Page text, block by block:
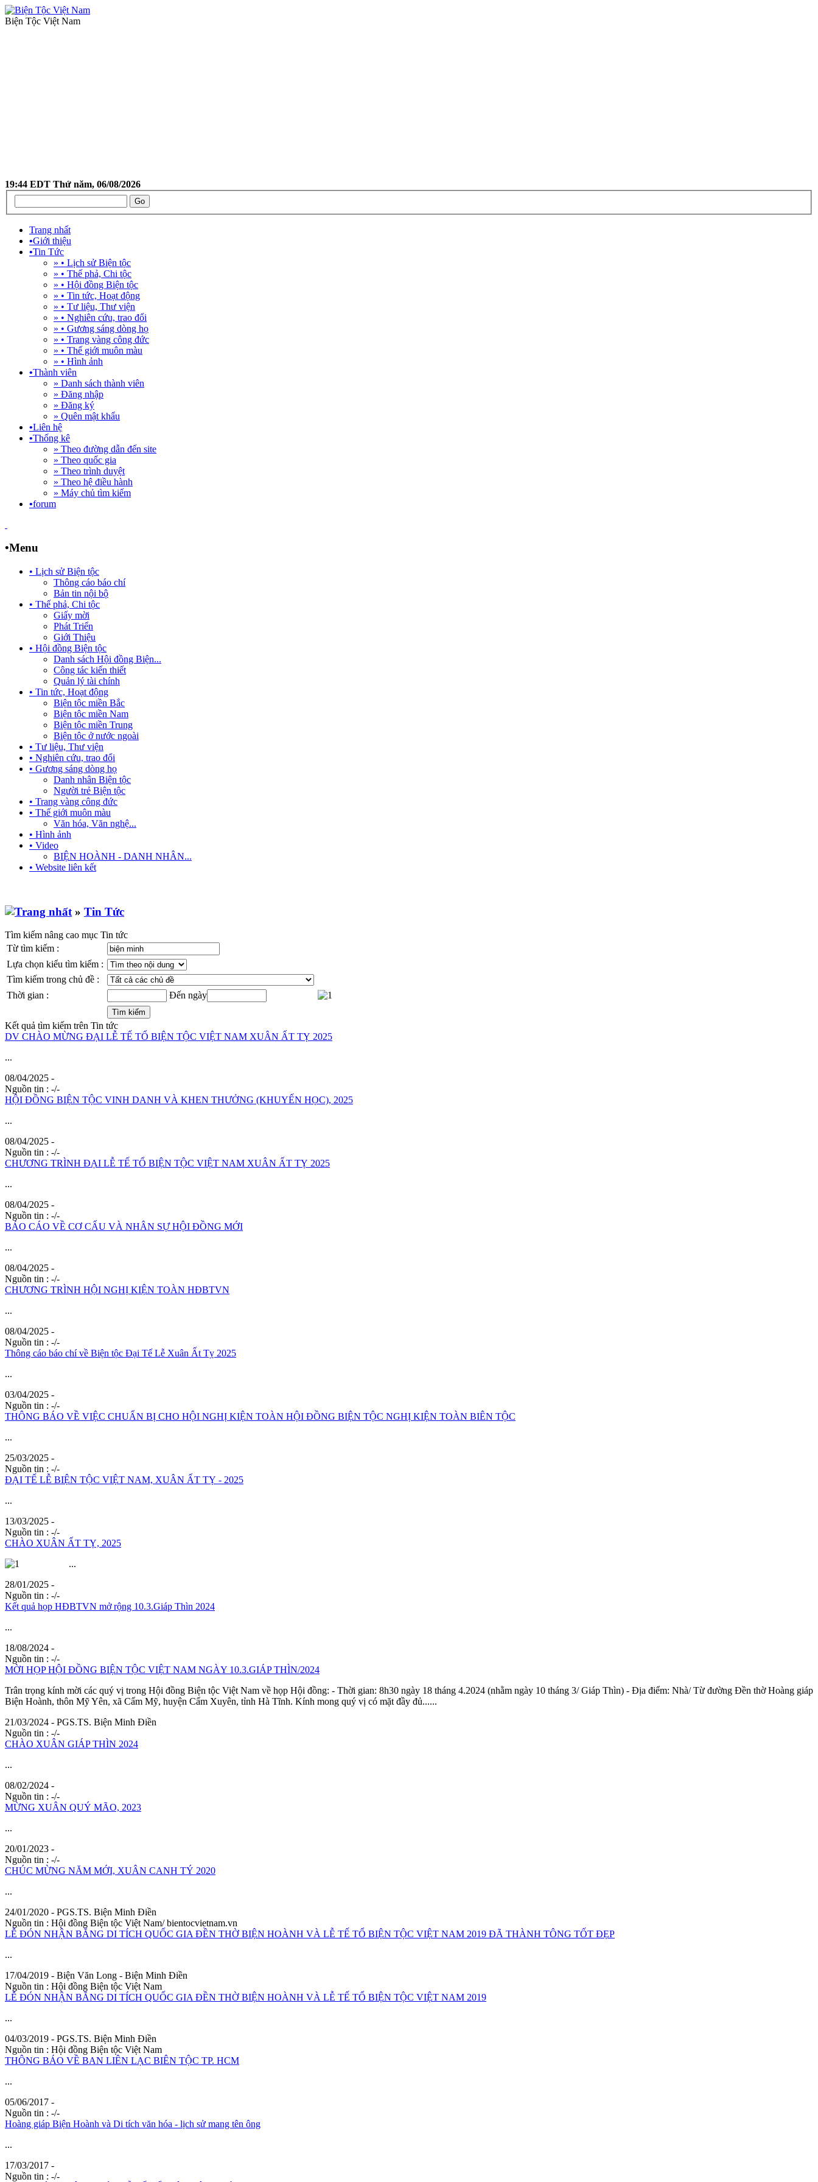
Biện Tộc Việt Nam
19:44 EDT Thứ năm, 06/08/2026
Trang nhất
•Giới thiệu
•Tin Tức
» • Lịch sử Biện tộc
» • Thế phả, Chi tộc
» • Hội đồng Biện tộc
» • Tin tức, Hoạt động
» • Tư liệu, Thư viện
» • Nghiên cứu, trao đổi
» • Gương sáng dòng họ
» • Trang vàng công đức
» • Thế giới muôn màu
» • Hình ảnh
•Thành viên
» Danh sách thành viên
» Đăng nhập
» Đăng ký
» Quên mật khẩu
•Liên hệ
•Thống kê
» Theo đường dẫn đến site
» Theo quốc gia
» Theo trình duyệt
» Theo hệ điều hành
» Máy chủ tìm kiếm
•forum
•Menu
• Lịch sử Biện tộc
Thông cáo báo chí
Bản tin nội bộ
• Thế phả, Chi tộc
Giấy mời
Phát Triển
Giới Thiệu
• Hội đồng Biện tộc
Danh sách Hội đồng Biện...
Công tác kiến thiết
Quản lý tài chính
• Tin tức, Hoạt động
Biện tộc miền Bắc
Biện tộc miền Nam
Biện tộc miền Trung
Biện tộc ở nước ngoài
• Tư liệu, Thư viện
• Nghiên cứu, trao đổi
• Gương sáng dòng họ
Danh nhân Biện tộc
Người trẻ Biện tộc
• Trang vàng công đức
• Thế giới muôn màu
Văn hóa, Văn nghệ...
• Hình ảnh
• Video
BIỆN HOÀNH - DANH NHÂN...
• Website liên kết
» Tin Tức
Tìm kiếm nâng cao mục Tin tức
Từ tìm kiếm :
Lựa chọn kiểu tìm kiếm :
Tìm kiếm trong chủ đề :
Thời gian :
Đến ngày
Kết quả tìm kiếm trên Tin tức
DV CHÀO MỪNG ĐẠI LỄ TẾ TỔ BIỆN TỘC VIỆT NAM XUÂN ẤT TỴ 2025
...
08/04/2025 -
Nguồn tin : -/-
HỘI ĐỒNG BIỆN TỘC VINH DANH VÀ KHEN THƯỞNG (KHUYẾN HỌC), 2025
...
08/04/2025 -
Nguồn tin : -/-
CHƯƠNG TRÌNH ĐẠI LỄ TẾ TỔ BIỆN TỘC VIỆT NAM XUÂN ẤT TỴ 2025
...
08/04/2025 -
Nguồn tin : -/-
BÁO CÁO VỀ CƠ CẤU VÀ NHÂN SỰ HỘI ĐỒNG MỚI
...
08/04/2025 -
Nguồn tin : -/-
CHƯƠNG TRÌNH HỘI NGHỊ KIỆN TOÀN HĐBTVN
...
08/04/2025 -
Nguồn tin : -/-
Thông cáo báo chí về Biện tộc Đại Tế Lễ Xuân Ất Tỵ 2025
...
03/04/2025 -
Nguồn tin : -/-
THÔNG BÁO VỀ VIỆC CHUẨN BỊ CHO HỘI NGHỊ KIỆN TOÀN HỘI ĐỒNG BIỆN TỘC NGHỊ KIỆN TOÀN BIÊN TỘC
...
25/03/2025 -
Nguồn tin : -/-
ĐẠI TẾ LỄ BIỆN TỘC VIỆT NAM, XUÂN ẤT TỴ - 2025
...
13/03/2025 -
Nguồn tin : -/-
CHÀO XUÂN ẤT TỴ, 2025
...
28/01/2025 -
Nguồn tin : -/-
Kết quả họp HĐBTVN mở rộng 10.3.Giáp Thìn 2024
...
18/08/2024 -
Nguồn tin : -/-
MỜI HỌP HỘI ĐỒNG BIỆN TỘC VIỆT NAM NGÀY 10.3.GIÁP THÌN/2024
Trân trọng kính mời các quý vị trong Hội đồng Biện tộc Việt Nam về họp Hội đồng: - Thời gian: 8h30 ngày 18 tháng 4.2024 (nhằm ngày 10 tháng 3/ Giáp Thìn) - Địa điểm: Nhà/ Từ đường Đền thờ Hoàng giáp
Biện Hoành, thôn Mỹ Yên, xã Cẩm Mỹ, huyện Cẩm Xuyên, tỉnh Hà Tĩnh. Kính mong quý vị có mặt đầy đủ......
21/03/2024 - PGS.TS. Biện Minh Điền
Nguồn tin : -/-
CHÀO XUÂN GIÁP THÌN 2024
...
08/02/2024 -
Nguồn tin : -/-
MỪNG XUÂN QUÝ MÃO, 2023
...
20/01/2023 -
Nguồn tin : -/-
CHÚC MỪNG NĂM MỚI, XUÂN CANH TÝ 2020
...
24/01/2020 - PGS.TS. Biện Minh Điền
Nguồn tin : Hội đồng Biện tộc Việt Nam/ bientocvietnam.vn
LỄ ĐÓN NHẬN BẰNG DI TÍCH QUỐC GIA ĐỀN THỜ BIỆN HOÀNH VÀ LỄ TẾ TỔ BIỆN TỘC VIỆT NAM 2019 ĐÃ THÀNH TÔNG TỐT ĐẸP
...
17/04/2019 - Biện Văn Long - Biện Minh Điền
Nguồn tin : Hội đồng Biện tộc Việt Nam
LỄ ĐÓN NHẬN BẰNG DI TÍCH QUỐC GIA ĐỀN THỜ BIỆN HOÀNH VÀ LỄ TẾ TỔ BIỆN TỘC VIỆT NAM 2019
...
04/03/2019 - PGS.TS. Biện Minh Điền
Nguồn tin : Hội đồng Biện tộc Việt Nam
THÔNG BÁO VỀ BAN LIÊN LẠC BIÊN TỘC TP. HCM
...
05/06/2017 -
Nguồn tin : -/-
Hoàng giáp Biện Hoành và Di tích văn hóa - lịch sử mang tên ông
...
17/03/2017 -
Nguồn tin : -/-